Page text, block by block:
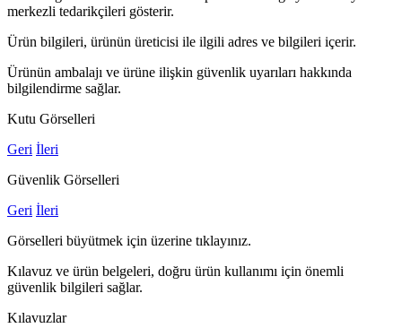
merkezli tedarikçileri gösterir.
Ürün bilgileri, ürünün üreticisi ile ilgili adres ve bilgileri içerir.
Ürünün ambalajı ve ürüne ilişkin güvenlik uyarıları hakkında
bilgilendirme sağlar.
Kutu Görselleri
Geri İleri
Güvenlik Görselleri
Geri İleri
Görselleri büyütmek için üzerine tıklayınız.
Kılavuz ve ürün belgeleri, doğru ürün kullanımı için önemli
güvenlik bilgileri sağlar.
Kılavuzlar